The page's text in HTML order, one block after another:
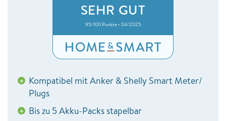
SEHR GUT
95/100 Punkte • 04/2025
+ Kompatibel mit Anker & Shelly Smart Meter/
Plugs
+ Bis zu 5 Akku-Packs stapelbar